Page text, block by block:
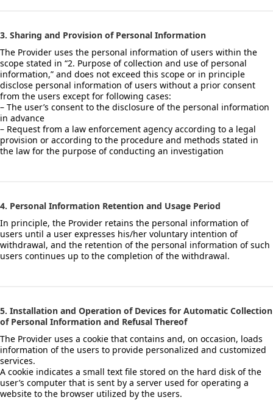
3. Sharing and Provision of Personal Information
The Provider uses the personal information of users within the
scope stated in “2. Purpose of collection and use of personal
information,” and does not exceed this scope or in principle
disclose personal information of users without a prior consent
from the users except for following cases:
– The user’s consent to the disclosure of the personal information
in advance
– Request from a law enforcement agency according to a legal
provision or according to the procedure and methods stated in
the law for the purpose of conducting an investigation
4. Personal Information Retention and Usage Period
In principle, the Provider retains the personal information of
users until a user expresses his/her voluntary intention of
withdrawal, and the retention of the personal information of such
users continues up to the completion of the withdrawal.
5. Installation and Operation of Devices for Automatic Collection
of Personal Information and Refusal Thereof
The Provider uses a cookie that contains and, on occasion, loads
information of the users to provide personalized and customized
services.
A cookie indicates a small text file stored on the hard disk of the
user’s computer that is sent by a server used for operating a
website to the browser utilized by the users.